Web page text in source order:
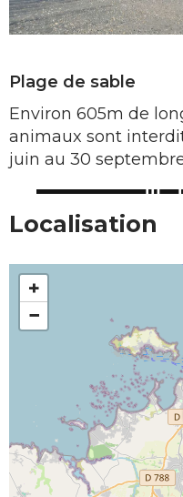
Plage de sable
Environ 605m de
animaux sont
juin au 30
Localisation
+
−